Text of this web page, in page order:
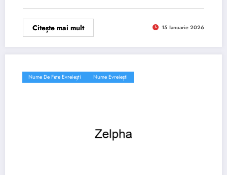
Citește mai mult 15 Ianuarie 2026
Nume De Fete Evreiești Nume Evreiești